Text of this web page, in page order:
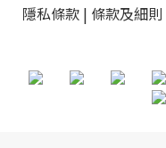
隱私條款 | 條款及細則